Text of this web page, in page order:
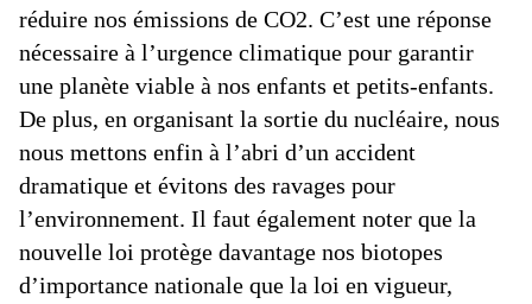
réduire nos émissions de CO2. C’est une réponse
nécessaire à l’urgence climatique pour garantir
une planète viable à nos enfants et petits-enfants.
De plus, en organisant la sortie du nucléaire, nous
nous mettons enfin à l’abri d’un accident
dramatique et évitons des ravages pour
l’environnement. Il faut également noter que la
nouvelle loi protège davantage nos biotopes
d’importance nationale que la loi en vigueur,